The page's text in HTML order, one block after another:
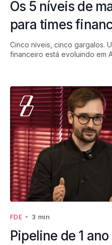
Os 5 níveis de
para times
Cinco níveis, cinco gargalos.
financeiro está evoluindo em
FDE • 3 min
Pipeline de 1